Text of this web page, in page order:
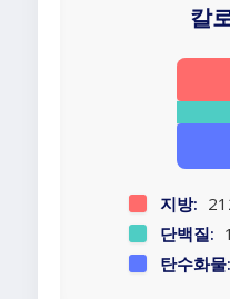
칼
지방:
단백질:
탄수화물: